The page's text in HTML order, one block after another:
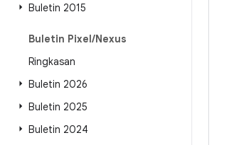
Buletin 2015
Buletin Pixel/Nexus
Ringkasan
Buletin 2026
Buletin 2025
Buletin 2024